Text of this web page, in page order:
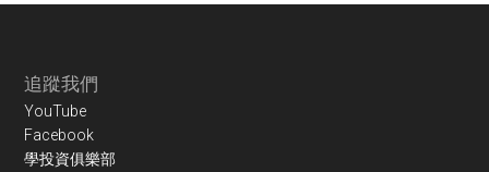
Footer
追蹤我們
YouTube
Facebook
學投資俱樂部